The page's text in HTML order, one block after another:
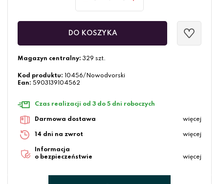
DO KOSZYKA
Magazyn centralny: 329 szt.
Kod produktu:
10456/Nowodvorski
Ean: 5903139104562
Czas realizacji od 3 do 5 dni roboczych
Darmowa dostawa więcej
14 dni na zwrot więcej
Informacja
o bezpieczeństwie
więcej